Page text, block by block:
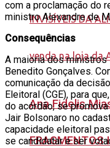
Ana Fidelis
FRAGMENTOS
com a proclamação do
ministro Alexandre de
Consequências
A maioria dos ministros
Benedito Gonçalves.
comunicação da
Eleitoral (CGE), para
do acórdão, se
Jair Bolsonaro no
capacidade eleitoral
se candidatar e ser